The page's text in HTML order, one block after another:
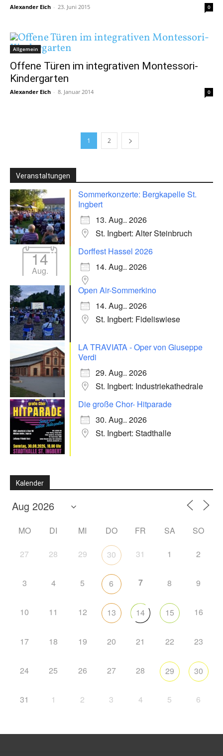
Alexander Eich - 23. Juni 2015 0
Allgemein
Offene Türen im integrativen Montessori-
Kindergarten
Alexander Eich - 8. Januar 2014 0
1 2
Veranstaltungen
Sommerkonzerte: Bergkapelle St.
Ingbert
13. Aug.. 2026
St. Ingbert: Alter Steinbruch
14
Aug.
Dorffest Hassel 2026
14. Aug.. 2026
Open Air-Sommerkino
14. Aug.. 2026
St. Ingbert: Fideliswiese
LA TRAVIATA - Oper von Giuseppe
Verdi
29. Aug.. 2026
St. Ingbert: Industriekathedrale
Die große Chor- Hitparade
30. Aug.. 2026
St. Ingbert: Stadthalle
Kalender
MO DI MI DO FR SA SO
27 28 29 30 31 1 2
3 4 5 6 7 8 9
10 11 12 13 14 15 16
17 18 19 20 21 22 23
24 25 26 27 28 29 30
31 1 2 3 4 5 6